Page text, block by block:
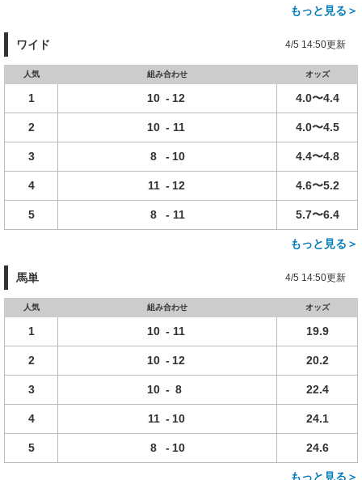
もっと見る＞
ワイド 4/5 14:50更新
人気 組み合わせ オッズ
1 10 - 12 4.0〜4.4
2 10 - 11 4.0〜4.5
3 8 - 10 4.4〜4.8
4 11 - 12 4.6〜5.2
5 8 - 11 5.7〜6.4
もっと見る＞
馬単 4/5 14:50更新
人気 組み合わせ オッズ
1 10 - 11 19.9
2 10 - 12 20.2
3 10 - 8 22.4
4 11 - 10 24.1
5 8 - 10 24.6
もっと見る＞